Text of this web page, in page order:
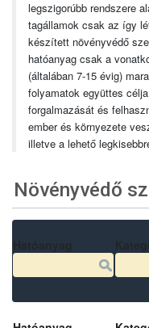
legszigorúbb rendszere
tagállamok csak az így
készített növényvédő
hatóanyag csak a
(általában 7-15 évig)
folyamatok együttes
forgalmazását és
ember és környezete
illetve a lehető
Növényvédő